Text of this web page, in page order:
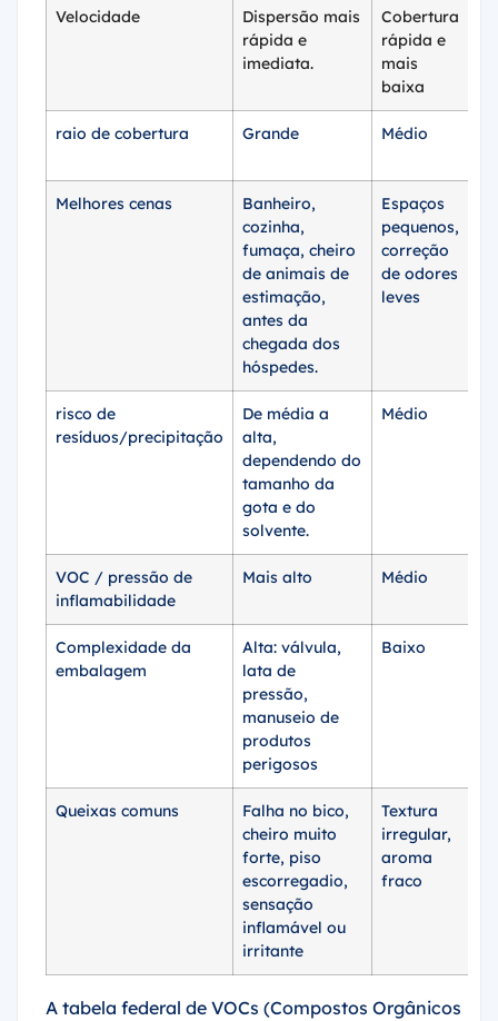
Velocidade
Dispersão mais
rápida e
imediata.
Cobertura
rápida e
mais
baixa
raio de cobertura Grande Médio
Melhores cenas
Banheiro,
cozinha,
fumaça, cheiro
de animais de
estimação,
antes da
chegada dos
hóspedes.
Espaços
pequenos,
correção
de odores
leves
risco de
resíduos/precipitação
De média a
alta,
dependendo do
tamanho da
gota e do
solvente.
Médio
VOC / pressão de
inflamabilidade
Mais alto Médio
Complexidade da
embalagem
Alta: válvula,
lata de
pressão,
manuseio de
produtos
perigosos
Baixo
Queixas comuns
Falha no bico,
cheiro muito
forte, piso
escorregadio,
sensação
inflamável ou
irritante
Textura
irregular,
aroma
fraco
A tabela federal de VOCs (Compostos Orgânicos